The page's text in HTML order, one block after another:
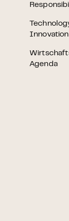
Innovation
Agenda